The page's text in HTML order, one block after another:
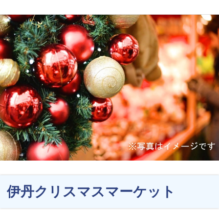
伊丹クリスマスマーケット